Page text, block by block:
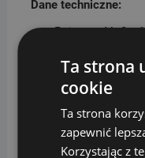
Dane techniczne:
Pojemność: 2 x
Wymiary:
szerokość 80 cm
długość 105 cm
Ta strona
cookie
Ta strona
zapewnić
Korzystając z